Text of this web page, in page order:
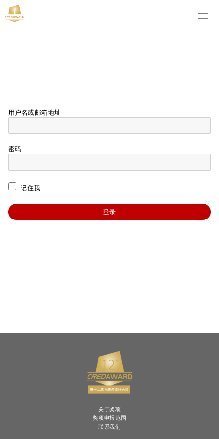
用户名或邮箱地址
密码
记住我
关于奖项
奖项申报范围
联系我们